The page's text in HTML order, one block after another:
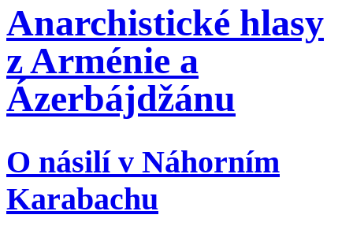
Anarchistické hlasy
z Arménie a
Ázerbájdžánu
O násilí v Náhorním
Karabachu